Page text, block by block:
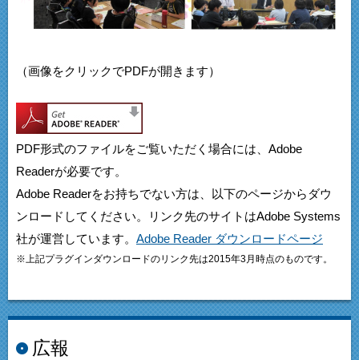
（画像をクリックでPDFが開きます）
PDF形式のファイルをご覧いただく場合には、Adobe
Readerが必要です。
Adobe Readerをお持ちでない方は、以下のページからダウ
ンロードしてください。リンク先のサイトはAdobe Systems
社が運営しています。 Adobe Reader ダウンロードページ
※上記プラグインダウンロードのリンク先は2015年3月時点のものです。
広報